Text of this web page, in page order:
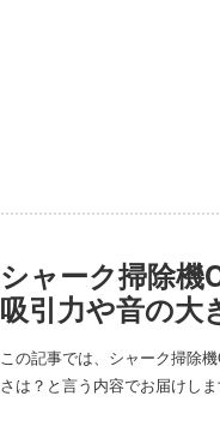
シャーク掃除機
吸引力や音の大
この記事では、シャーク掃除
さは？と言う内容でお届けし